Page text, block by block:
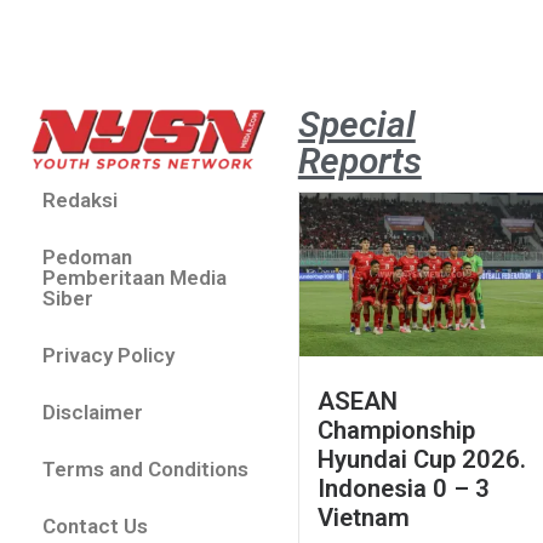
Redaksi
Pedoman
Pemberitaan Media
Siber
Privacy Policy
Disclaimer
Terms and Conditions
Contact Us
Special
Reports
ASEAN
Championship
Hyundai Cup 2026.
Indonesia 0 – 3
Vietnam